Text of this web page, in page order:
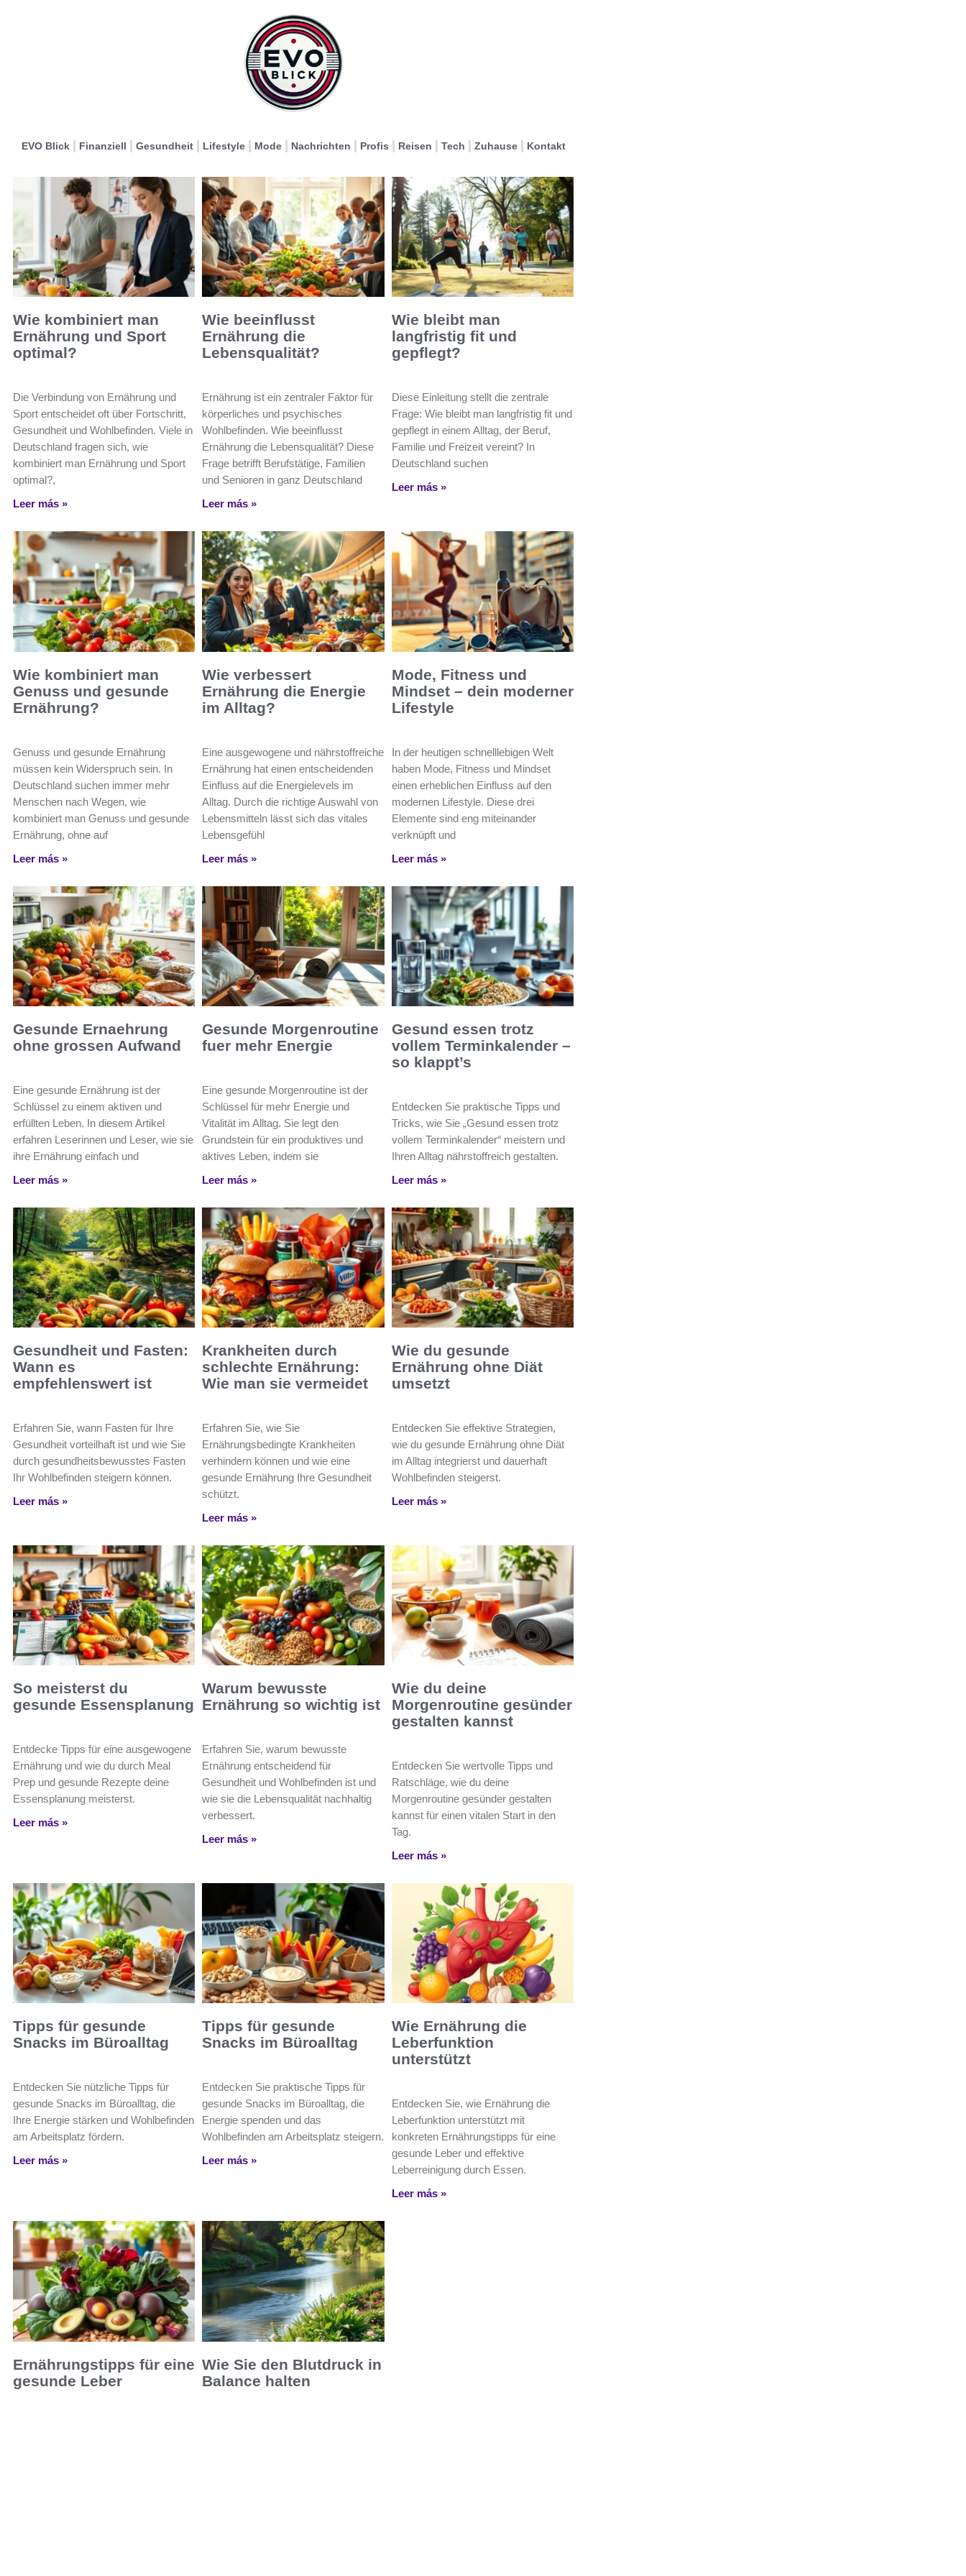
EVO Blick Finanziell Gesundheit Lifestyle Mode Nachrichten Profis Reisen Tech Zuhause Kontakt
Wie kombiniert man
Ernährung und Sport
optimal?
Die Verbindung von Ernährung und
Sport entscheidet oft über Fortschritt,
Gesundheit und Wohlbefinden. Viele in
Deutschland fragen sich, wie
kombiniert man Ernährung und Sport
optimal?,
Leer más »
Wie beeinflusst
Ernährung die
Lebensqualität?
Ernährung ist ein zentraler Faktor für
körperliches und psychisches
Wohlbefinden. Wie beeinflusst
Ernährung die Lebensqualität? Diese
Frage betrifft Berufstätige, Familien
und Senioren in ganz Deutschland
Leer más »
Wie bleibt man
langfristig fit und
gepflegt?
Diese Einleitung stellt die zentrale
Frage: Wie bleibt man langfristig fit und
gepflegt in einem Alltag, der Beruf,
Familie und Freizeit vereint? In
Deutschland suchen
Leer más »
Wie kombiniert man
Genuss und gesunde
Ernährung?
Genuss und gesunde Ernährung
müssen kein Widerspruch sein. In
Deutschland suchen immer mehr
Menschen nach Wegen, wie
kombiniert man Genuss und gesunde
Ernährung, ohne auf
Leer más »
Wie verbessert
Ernährung die Energie
im Alltag?
Eine ausgewogene und nährstoffreiche
Ernährung hat einen entscheidenden
Einfluss auf die Energielevels im
Alltag. Durch die richtige Auswahl von
Lebensmitteln lässt sich das vitales
Lebensgefühl
Leer más »
Mode, Fitness und
Mindset – dein moderner
Lifestyle
In der heutigen schnelllebigen Welt
haben Mode, Fitness und Mindset
einen erheblichen Einfluss auf den
modernen Lifestyle. Diese drei
Elemente sind eng miteinander
verknüpft und
Leer más »
Gesunde Ernaehrung
ohne grossen Aufwand
Eine gesunde Ernährung ist der
Schlüssel zu einem aktiven und
erfüllten Leben. In diesem Artikel
erfahren Leserinnen und Leser, wie sie
ihre Ernährung einfach und
Leer más »
Gesunde Morgenroutine
fuer mehr Energie
Eine gesunde Morgenroutine ist der
Schlüssel für mehr Energie und
Vitalität im Alltag. Sie legt den
Grundstein für ein produktives und
aktives Leben, indem sie
Leer más »
Gesund essen trotz
vollem Terminkalender –
so klappt’s
Entdecken Sie praktische Tipps und
Tricks, wie Sie „Gesund essen trotz
vollem Terminkalender“ meistern und
Ihren Alltag nährstoffreich gestalten.
Leer más »
Gesundheit und Fasten:
Wann es
empfehlenswert ist
Erfahren Sie, wann Fasten für Ihre
Gesundheit vorteilhaft ist und wie Sie
durch gesundheitsbewusstes Fasten
Ihr Wohlbefinden steigern können.
Leer más »
Krankheiten durch
schlechte Ernährung:
Wie man sie vermeidet
Erfahren Sie, wie Sie
Ernährungsbedingte Krankheiten
verhindern können und wie eine
gesunde Ernährung Ihre Gesundheit
schützt.
Leer más »
Wie du gesunde
Ernährung ohne Diät
umsetzt
Entdecken Sie effektive Strategien,
wie du gesunde Ernährung ohne Diät
im Alltag integrierst und dauerhaft
Wohlbefinden steigerst.
Leer más »
So meisterst du
gesunde Essensplanung
Entdecke Tipps für eine ausgewogene
Ernährung und wie du durch Meal
Prep und gesunde Rezepte deine
Essensplanung meisterst.
Leer más »
Warum bewusste
Ernährung so wichtig ist
Erfahren Sie, warum bewusste
Ernährung entscheidend für
Gesundheit und Wohlbefinden ist und
wie sie die Lebensqualität nachhaltig
verbessert.
Leer más »
Wie du deine
Morgenroutine gesünder
gestalten kannst
Entdecken Sie wertvolle Tipps und
Ratschläge, wie du deine
Morgenroutine gesünder gestalten
kannst für einen vitalen Start in den
Tag.
Leer más »
Tipps für gesunde
Snacks im Büroalltag
Entdecken Sie nützliche Tipps für
gesunde Snacks im Büroalltag, die
Ihre Energie stärken und Wohlbefinden
am Arbeitsplatz fördern.
Leer más »
Tipps für gesunde
Snacks im Büroalltag
Entdecken Sie praktische Tipps für
gesunde Snacks im Büroalltag, die
Energie spenden und das
Wohlbefinden am Arbeitsplatz steigern.
Leer más »
Wie Ernährung die
Leberfunktion
unterstützt
Entdecken Sie, wie Ernährung die
Leberfunktion unterstützt mit
konkreten Ernährungstipps für eine
gesunde Leber und effektive
Leberreinigung durch Essen.
Leer más »
Ernährungstipps für eine
gesunde Leber
Wie Sie den Blutdruck in
Balance halten